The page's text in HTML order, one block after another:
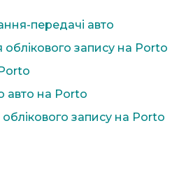
передачі авто
запису на Porto
авто на Porto
запису на Porto